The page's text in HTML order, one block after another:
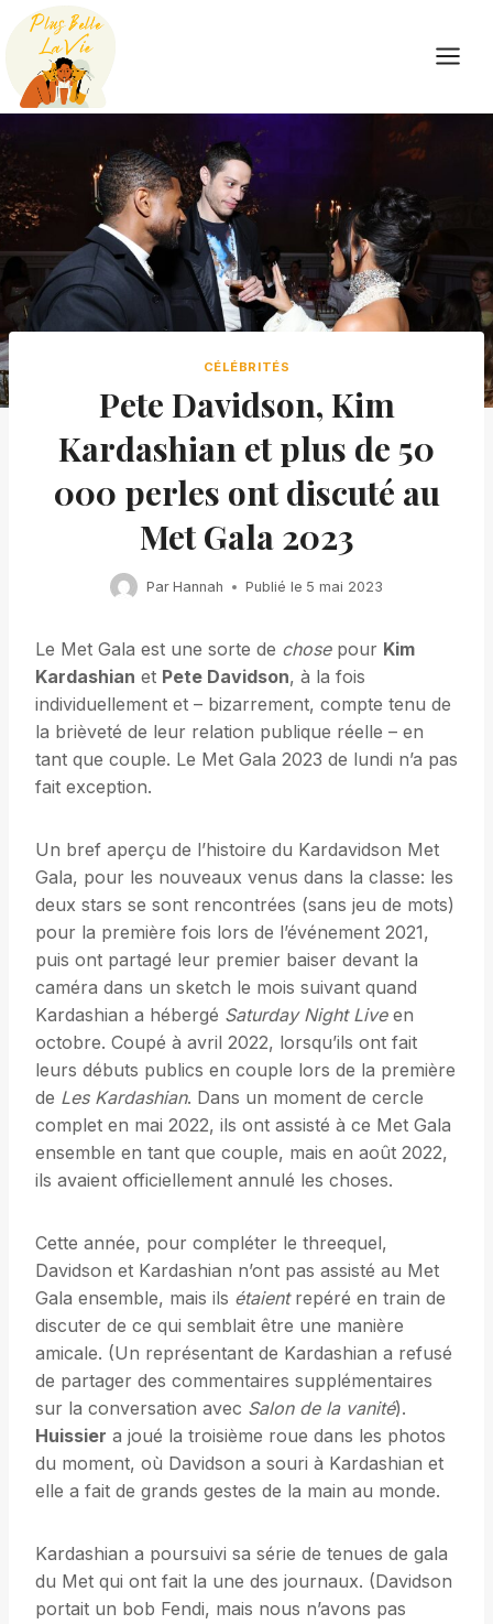
Skip
content
CÉLÉBRITÉS
Pete Davidson, Kim
Kardashian et plus de 50
000 perles ont discuté au
Met Gala 2023
Par Hannah Publié le 5 mai 2023
Le Met Gala est une sorte de chosepour Kim
Kardashian et Pete Davidson, à la fois
individuellement et – bizarrement, compte tenu de
la brièveté de leur relation publique réelle – en
tant que couple. Le Met Gala 2023 de lundi n’a pas
fait exception.
Un bref aperçu de l’histoire du Kardavidson Met
Gala, pour les nouveaux venus dans la classe: les
deux stars se sont rencontrées (sans jeu de mots)
pour la première fois lors de l’événement 2021,
puis ont partagé leur premier baiser devant la
caméra dans un sketch le mois suivant quand
Kardashian a hébergé Saturday Night Liveen
octobre. Coupé à avril 2022, lorsqu’ils ont fait
leurs débuts publics en couple lors de la première
de Les Kardashian. Dans un moment de cercle
complet en mai 2022, ils ont assisté à ce Met Gala
ensemble en tant que couple, mais en août 2022,
ils avaient officiellement annulé les choses.
Cette année, pour compléter le threequel,
Davidson et Kardashian n’ont pas assisté au Met
Gala ensemble, mais ils étaientrepéré en train de
discuter de ce qui semblait être une manière
amicale. (Un représentant de Kardashian a refusé
de partager des commentaires supplémentaires
sur la conversation avec Salon de la vanité).
Huissier a joué la troisième roue dans les photos
du moment, où Davidson a souri à Kardashian et
elle a fait de grands gestes de la main au monde.
Kardashian a poursuivi sa série de tenues de gala
du Met qui ont fait la une des journaux. (Davidson
portait un bob Fendi, mais nous n’avons pas